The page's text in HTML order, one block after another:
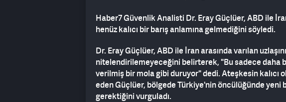
Haber7 Güvenlik Analisti Dr. Eray Güçlüer, ABD ile
henüz kalıcı bir barış anlamına gelmediğini söyledi.
Dr. Eray Güçlüer, ABD ile İran arasında varılan
nitelendirilemeyeceğini belirterek, "Bu sadece daha
verilmiş bir mola gibi duruyor" dedi. Ateşkesin kalıcı
eden Güçlüer, bölgede Türkiye'nin öncülüğünde yeni
gerektiğini vurguladı.